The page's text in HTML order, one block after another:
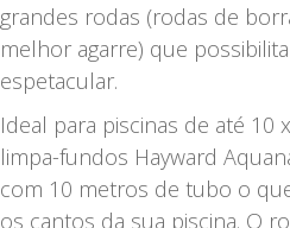
grandes rodas (rodas de
melhor agarre) que
espetacular.
Ideal para piscinas de até 10
limpa-fundos Hayward
com 10 metros de tubo o
os cantos da sua piscina. O